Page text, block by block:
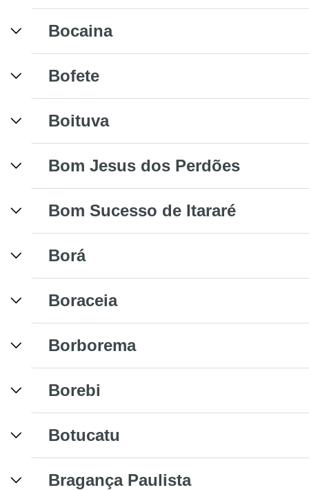
Bocaina
Bofete
Boituva
Bom Jesus dos Perdões
Bom Sucesso de Itararé
Borá
Boraceia
Borborema
Borebi
Botucatu
Bragança Paulista